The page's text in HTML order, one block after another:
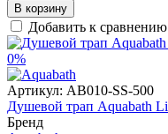
В корзину
Добавить к сравнению
0%
Артикул: AB010-SS-500
Душевой трап Aquabath
Бренд